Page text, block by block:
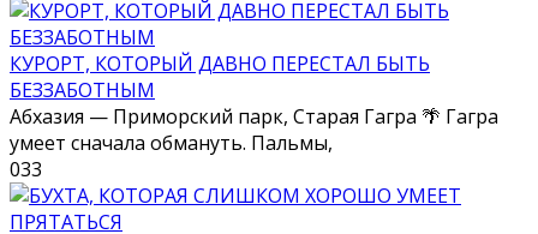
КУРОРТ, КОТОРЫЙ ДАВНО ПЕРЕСТАЛ БЫТЬ
БЕЗЗАБОТНЫМ
Абхазия — Приморский парк, Старая Гагра 🌴 Гагра
умеет сначала обмануть. Пальмы,
033